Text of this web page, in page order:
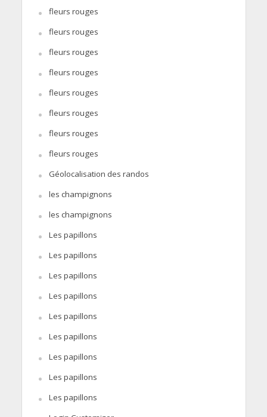
fleurs rouges
fleurs rouges
fleurs rouges
fleurs rouges
fleurs rouges
fleurs rouges
fleurs rouges
fleurs rouges
Géolocalisation des randos
les champignons
les champignons
Les papillons
Les papillons
Les papillons
Les papillons
Les papillons
Les papillons
Les papillons
Les papillons
Les papillons